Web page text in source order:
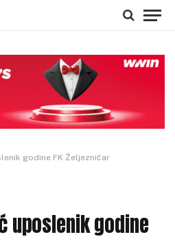
godine FK Željezničar
uposlenik godine